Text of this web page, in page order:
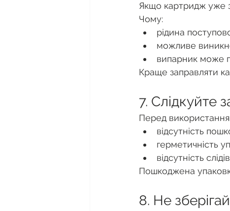
Якщо картридж уже
Чому:
рідина
можливе
випарник може
Краще заправляти
7. Слідкуйте
Перед
відсутність
герметичність
відсутність
Пошкоджена
8. Не